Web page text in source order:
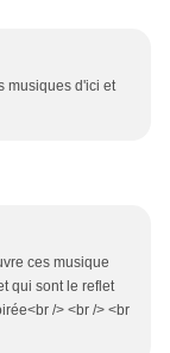
musiques d'ici et
ces musique
qui sont le reflet
/> <br /> <br